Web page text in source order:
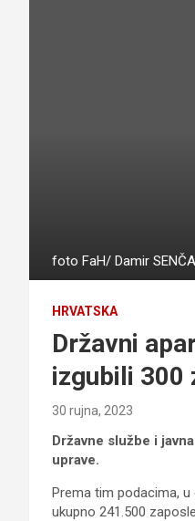
foto FaH/ Damir
HRVATSKA
Državni
izgubili 300
30 rujna, 2023
Državne službe i
uprave.
Prema tim podacima,
ukupno 241.500